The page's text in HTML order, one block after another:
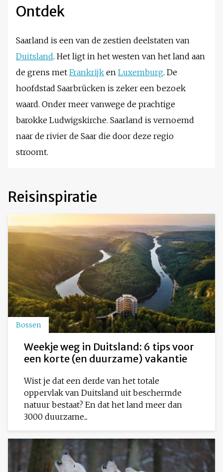
Ontdek
Saarland is een van de zestien deelstaten van
Duitsland. Het ligt in het westen van het land aan
de grens met Frankrijk en Luxemburg. De
hoofdstad Saarbrücken is zeker een bezoek
waard. Onder meer vanwege de prachtige
barokke Ludwigskirche. Saarland is vernoemd
naar de rivier de Saar die door deze regio
stroomt.
Reisinspiratie
Bossen
Weekje weg in Duitsland: 6 tips voor
een korte (en duurzame) vakantie
Wist je dat een derde van het totale
oppervlak van Duitsland uit beschermde
natuur bestaat? En dat het land meer dan
3000 duurzame...